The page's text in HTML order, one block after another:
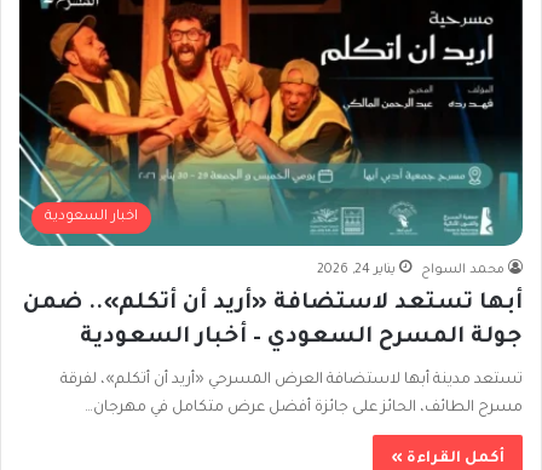
اخبار السعودية
محمد السواح يناير 24, 2026
أبها تستعد لاستضافة «أريد أن أتكلم».. ضمن
جولة المسرح السعودي – أخبار السعودية
تستعد مدينة أبها لاستضافة العرض المسرحي «أريد أن أتكلم»، لفرقة
مسرح الطائف، الحائز على جائزة أفضل عرض متكامل في مهرجان…
أكمل القراءة »